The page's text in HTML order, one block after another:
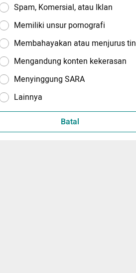
Spam, Komersial, atau Iklan
Memiliki unsur pornografi
Membahayakan atau menjurus
Mengandung konten kekerasan
Menyinggung SARA
Lainnya
Batal